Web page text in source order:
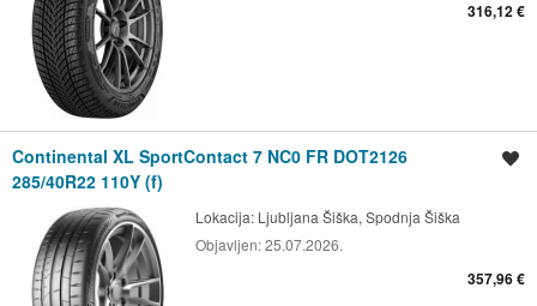
316,12 €
Continental XL SportContact 7 NC0 FR DOT2126
285/40R22 110Y (f)
Lokacija: Ljubljana Šiška, Spodnja Šiška
Objavljen:25.07.2026.
357,96 €